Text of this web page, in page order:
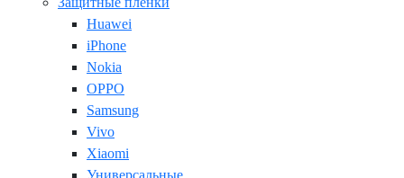
Huawei
iPhone
Nokia
OPPO
Samsung
Vivo
Xiaomi